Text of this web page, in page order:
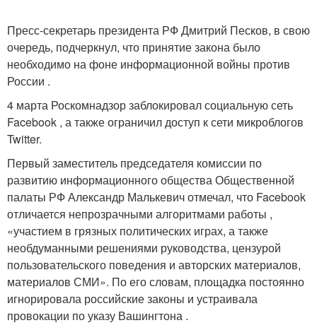
Пресс-секретарь президента РФ Дмитрий Песков, в свою
очередь, подчеркнул, что принятие закона было
необходимо на фоне информационной войны против
России .
4 марта Роскомнадзор заблокировал социальную сеть
Facebook , а также ограничил доступ к сети микроблогов
Twitter.
Первый заместитель председателя комиссии по
развитию информационного общества Общественной
палаты РФ Александр Малькевич отмечал, что Facebook
отличается непрозрачными алгоритмами работы ,
«участием в грязных политических играх, а также
необдуманными решениями руководства, цензурой
пользовательского поведения и авторских материалов,
материалов СМИ». По его словам, площадка постоянно
игнорировала российские законы и устраивала
провокации по указу Вашингтона .